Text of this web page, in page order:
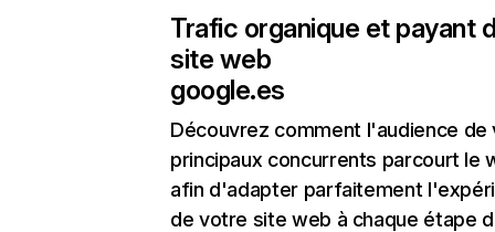
Trafic organique et payant
site web
google.es
Découvrez comment l'audience de
principaux concurrents parcourt le
afin d'adapter parfaitement
de votre site web à chaque étape